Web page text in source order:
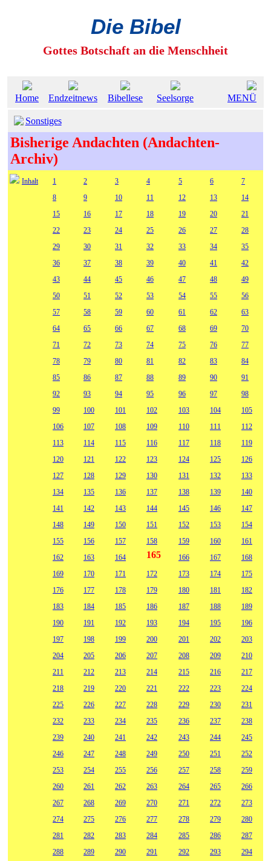
Die Bibel
Gottes Botschaft an die Menschheit
Home Endzeitnews Bibellese Seelsorge MENÜ
Sonstiges
Bisherige Andachten (Andachten-
Archiv)
Inhalt 1 2 3 4 5 6
7
8
9 10 11 12 13
14
15
16 17 18 19 20
21
22
23 24 25 26 27
28
29
30 31 32 33 34
35
36
37 38 39 40 41
42
43
44 45 46 47 48
49
50
51 52 53 54 55
56
57
58 59 60 61 62
63
64
65 66 67 68 69
70
71
72 73 74 75 76
77
78
79 80 81 82 83
84
85
86 87 88 89 90
91
92
93 94 95 96 97
98
99
100 101 102 103 104
105
106
107 108 109 110 111
112
113
114 115 116 117 118
119
120
121 122 123 124 125
126
127
128 129 130 131 132
133
134
135 136 137 138 139
140
141
142 143 144 145 146
147
148
149 150 151 152 153
154
155
156 157 158 159 160
161
162
163 164 165 166 167
168
169
170 171 172 173 174
175
176
177 178 179 180 181
182
183
184 185 186 187 188
189
190
191 192 193 194 195
196
197
198 199 200 201 202
203
204
205 206 207 208 209
210
211
212 213 214 215 216
217
218
219 220 221 222 223
224
225
226 227 228 229 230
231
232
233 234 235 236 237
238
239
240 241 242 243 244
245
246
247 248 249 250 251
252
253
254 255 256 257 258
259
260
261 262 263 264 265
266
267
268 269 270 271 272
273
274
275 276 277 278 279
280
281
282 283 284 285 286
287
288
289 290 291 292 293
294